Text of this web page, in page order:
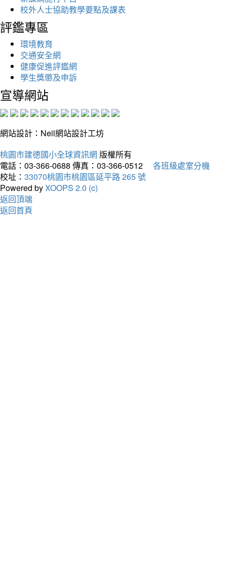
校外人士協助教學要點及課表
評鑑專區
環境教育
交通安全網
健康促進評鑑網
學生獎懲及申訴
宣導網站
網站設計：Neil網站設計工坊
桃園市建德國小全球資訊網 版權所有
電話：03-366-0688 傳真：03-366-0512
各班級處室分機
校址： 33070桃園市桃園區延平路 265 號
Powered byXOOPS 2.0 (c)
返回頂端
返回首頁